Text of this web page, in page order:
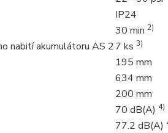
IP24
30 min 2)
nabití akumulátoru AS 27 ks 3)
195 mm
634 mm
200 mm
70 dB(A) 4)
77.2 dB(A)